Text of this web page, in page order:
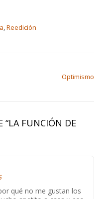
,Reedición
Optimismo
“LA FUNCIÓN DE
qué no me gustan los